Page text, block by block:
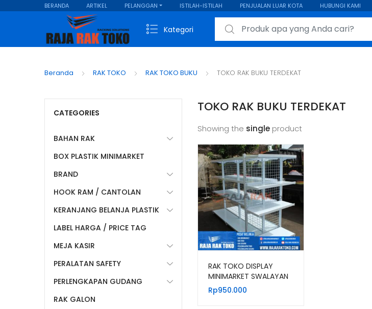
BERANDA ARTIKEL PELANGGAN ISTILAH-ISTILAH PENJUALAN LUAR KOTA HUBUNGI KAMI
Kategori
Search for:
Beranda RAK TOKO RAK TOKO BUKU TOKO RAK BUKU TERDEKAT
TOKO RAK BUKU TERDEKAT
Showing the single product
RAK TOKO DISPLAY
MINIMARKET SWALAYAN
MODERN TIPE RR-13
Rp950.000
CATEGORIES
BAHAN RAK
BOX PLASTIK MINIMARKET
BRAND
HOOK RAM / CANTOLAN
KERANJANG BELANJA PLASTIK
LABEL HARGA / PRICE TAG
MEJA KASIR
PERALATAN SAFETY
PERLENGKAPAN GUDANG
RAK GALON